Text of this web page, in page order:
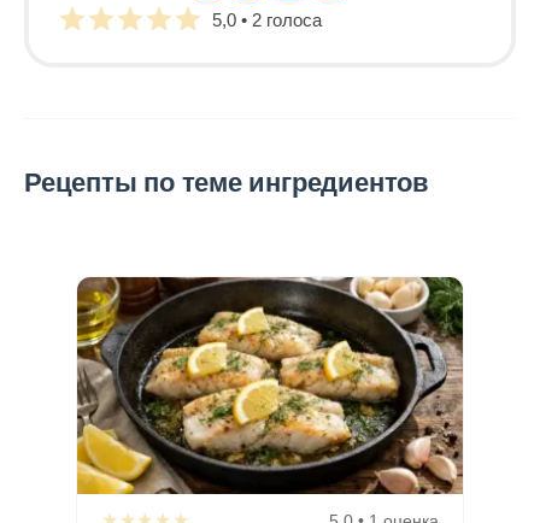
5,0 • 2 голоса
Рецепты по теме ингредиентов